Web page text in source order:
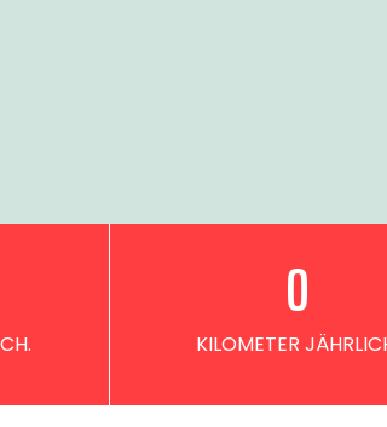
KILOMETER
0